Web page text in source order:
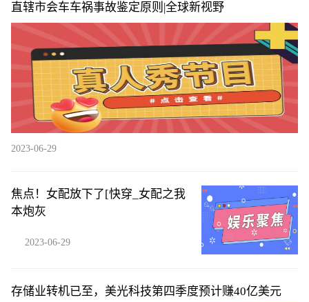
直辖市会车车祸事故鉴定原则|全球新视野
2023-06-29
焦点！女配放下了[快穿_女配之我
本炮灰
2023-06-29
存储业转机已至，美光科技第四季度预计赚40亿美元